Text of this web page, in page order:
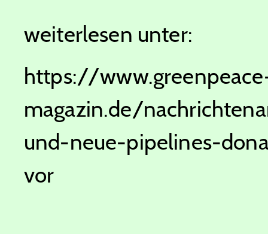
weiterlesen unter:
https://
magazin.de/
und-neue-pipelines-
vor